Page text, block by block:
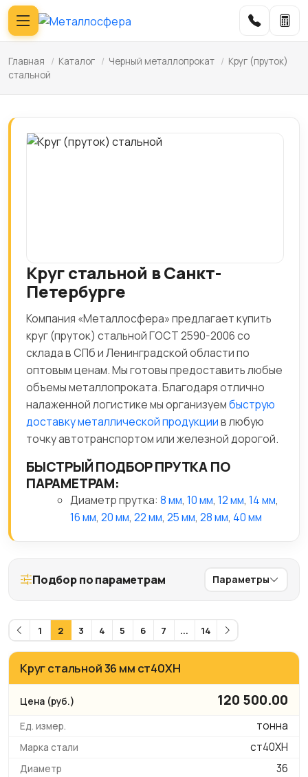
Главная / Каталог / Черный металлопрокат / Круг (пруток)
стальной
Круг стальной в Санкт-
Петербурге
Компания «Металлосфера» предлагает купить
круг (пруток) стальной ГОСТ 2590-2006 со
склада в СПб и Ленинградской области по
оптовым ценам. Мы готовы предоставить любые
объемы металлопроката. Благодаря отлично
налаженной логистике мы организуембыструю
доставку металлической продукциив любую
точку автотранспортом или железной дорогой.
БЫСТРЫЙ ПОДБОР ПРУТКА ПО
ПАРАМЕТРАМ:
Диаметр прутка: 8 мм, 10 мм, 12 мм, 14 мм,
16 мм, 20 мм, 22 мм, 25 мм, 28 мм, 40 мм
Подбор по параметрам Параметры
1 2 3 4 5 6 7 ... 14
Круг стальной 36 мм ст40ХН
120 500.00
тонна
ст40ХН
36